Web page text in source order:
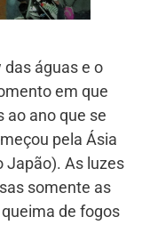
águas e o
em que
ao ano que se
pela Ásia
Japão). As luzes
somente as
de fogos